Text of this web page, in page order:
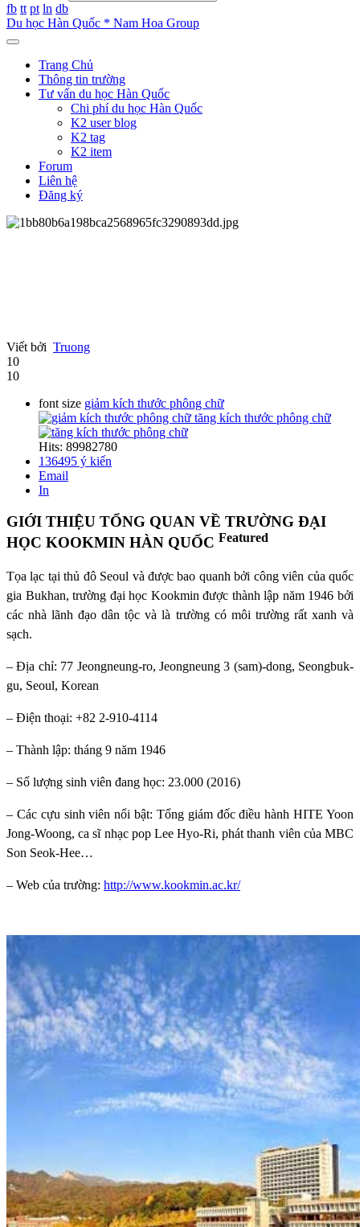
fb tt pt ln db
Du học Hàn Quốc * Nam Hoa Group
Trang Chủ
Thông tin trường
Tư vấn du học Hàn Quốc
Chi phí du học Hàn Quốc
K2 user blog
K2 tag
K2 item
Forum
Liên hệ
Đăng ký
Viết bởi Truong
10
10
font size giảm kích thước phông chữ
tăng kích thước phông chữ
Hits: 89982780
136495 ý kiến
Email
In
GIỚI THIỆU TỔNG QUAN VỀ TRƯỜNG ĐẠI
HỌC KOOKMIN HÀN QUỐC Featured
Tọa lạc tại thủ đô Seoul và được bao quanh bởi công viên của quốc
gia Bukhan, trường đại học Kookmin được thành lập năm 1946 bởi
các nhà lãnh đạo dân tộc và là trường có môi trường rất xanh và
sạch.
– Địa chỉ: 77 Jeongneung-ro, Jeongneung 3 (sam)-dong, Seongbuk-
gu, Seoul, Korean
– Điện thoại: +82 2-910-4114
– Thành lập: tháng 9 năm 1946
– Số lượng sinh viên đang học: 23.000 (2016)
– Các cựu sinh viên nổi bật: Tổng giám đốc điều hành HITE Yoon
Jong-Woong, ca sĩ nhạc pop Lee Hyo-Ri, phát thanh viên của MBC
Son Seok-Hee…
– Web của trường: http://www.kookmin.ac.kr/